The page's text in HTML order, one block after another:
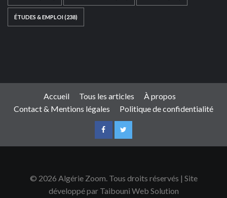
ÉTUDES & EMPLOI(238)
Accueil Tous les articles
À propos
Contact & Mentions légales
Politique de confidentialité
© 2026 Algérie Zoom. Tous droits réservés | Site
développé par Taibouni Web Solution